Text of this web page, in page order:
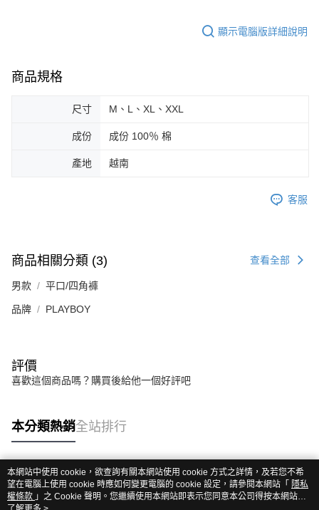
顯示電腦版詳細說明
商品規格
尺寸 M、L、XL、XXL
成份 成份 100％ 棉
產地 越南
客服
商品相關分類 (3) 查看全部
男款 平口/四角褲
品牌 PLAYBOY
評價
喜歡這個商品嗎？購買後給他一個好評吧
本分類熱銷全站排行
熱門標籤
本網站中使用 cookie，欲查詢有關本網站使用 cookie 方式之詳情，及若您不希
望在電腦上使用 cookie 時應如何變更電腦的 cookie 設定，請參閱本網站「 隱私
權條款 」之 Cookie 聲明。您繼續使用本網站即表示您同意本公司得按本網站使